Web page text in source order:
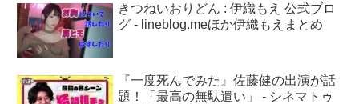
きつねいおりどん : 伊織もえ 公式ブロ
グ - lineblog.meほか伊織もえまとめ
『一度死んでみた』佐藤健の出演が話
題！「最高の無駄遣い」 - シネマトゥ